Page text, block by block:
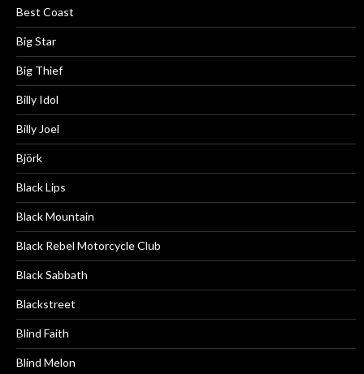
Best Coast
Big Star
Big Thief
Billy Idol
Billy Joel
Björk
Black Lips
Black Mountain
Black Rebel Motorcycle Club
Black Sabbath
Blackstreet
Blind Faith
Blind Melon